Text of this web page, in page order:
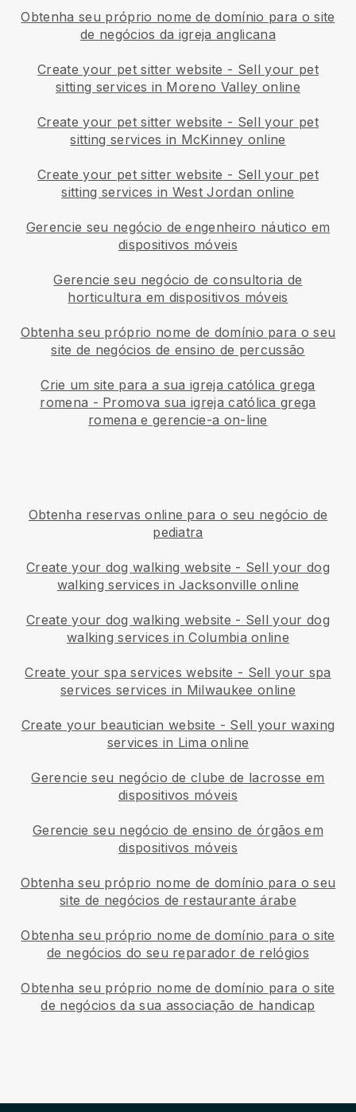
Obtenha seu próprio nome de domínio para o site
de negócios da igreja anglicana
Create your pet sitter website - Sell your pet
sitting services in Moreno Valley online
Create your pet sitter website - Sell your pet
sitting services in McKinney online
Create your pet sitter website - Sell your pet
sitting services in West Jordan online
Gerencie seu negócio de engenheiro náutico em
dispositivos móveis
Gerencie seu negócio de consultoria de
horticultura em dispositivos móveis
Obtenha seu próprio nome de domínio para o seu
site de negócios de ensino de percussão
Crie um site para a sua igreja católica grega
romena - Promova sua igreja católica grega
romena e gerencie-a on-line
Obtenha reservas online para o seu negócio de
pediatra
Create your dog walking website - Sell your dog
walking services in Jacksonville online
Create your dog walking website - Sell your dog
walking services in Columbia online
Create your spa services website - Sell your spa
services services in Milwaukee online
Create your beautician website - Sell your waxing
services in Lima online
Gerencie seu negócio de clube de lacrosse em
dispositivos móveis
Gerencie seu negócio de ensino de órgãos em
dispositivos móveis
Obtenha seu próprio nome de domínio para o seu
site de negócios de restaurante árabe
Obtenha seu próprio nome de domínio para o site
de negócios do seu reparador de relógios
Obtenha seu próprio nome de domínio para o site
de negócios da sua associação de handicap